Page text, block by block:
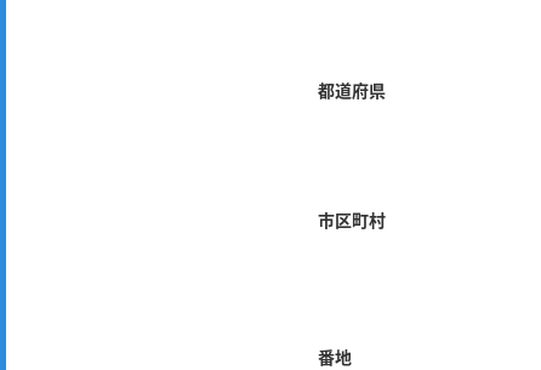
都道府県
市区町村
番地